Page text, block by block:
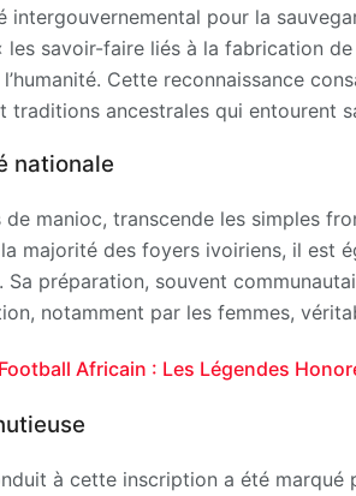
intergouvernemental pour la
savoir-faire liés à la fabrication
Cette reconnaissance
traditions ancestrales qui entourent
nationale
de manioc, transcende les simples
majorité des foyers ivoiriens, il est
Sa préparation, souvent
notamment par les femmes,
Africain : Les Légendes
à cette inscription a été